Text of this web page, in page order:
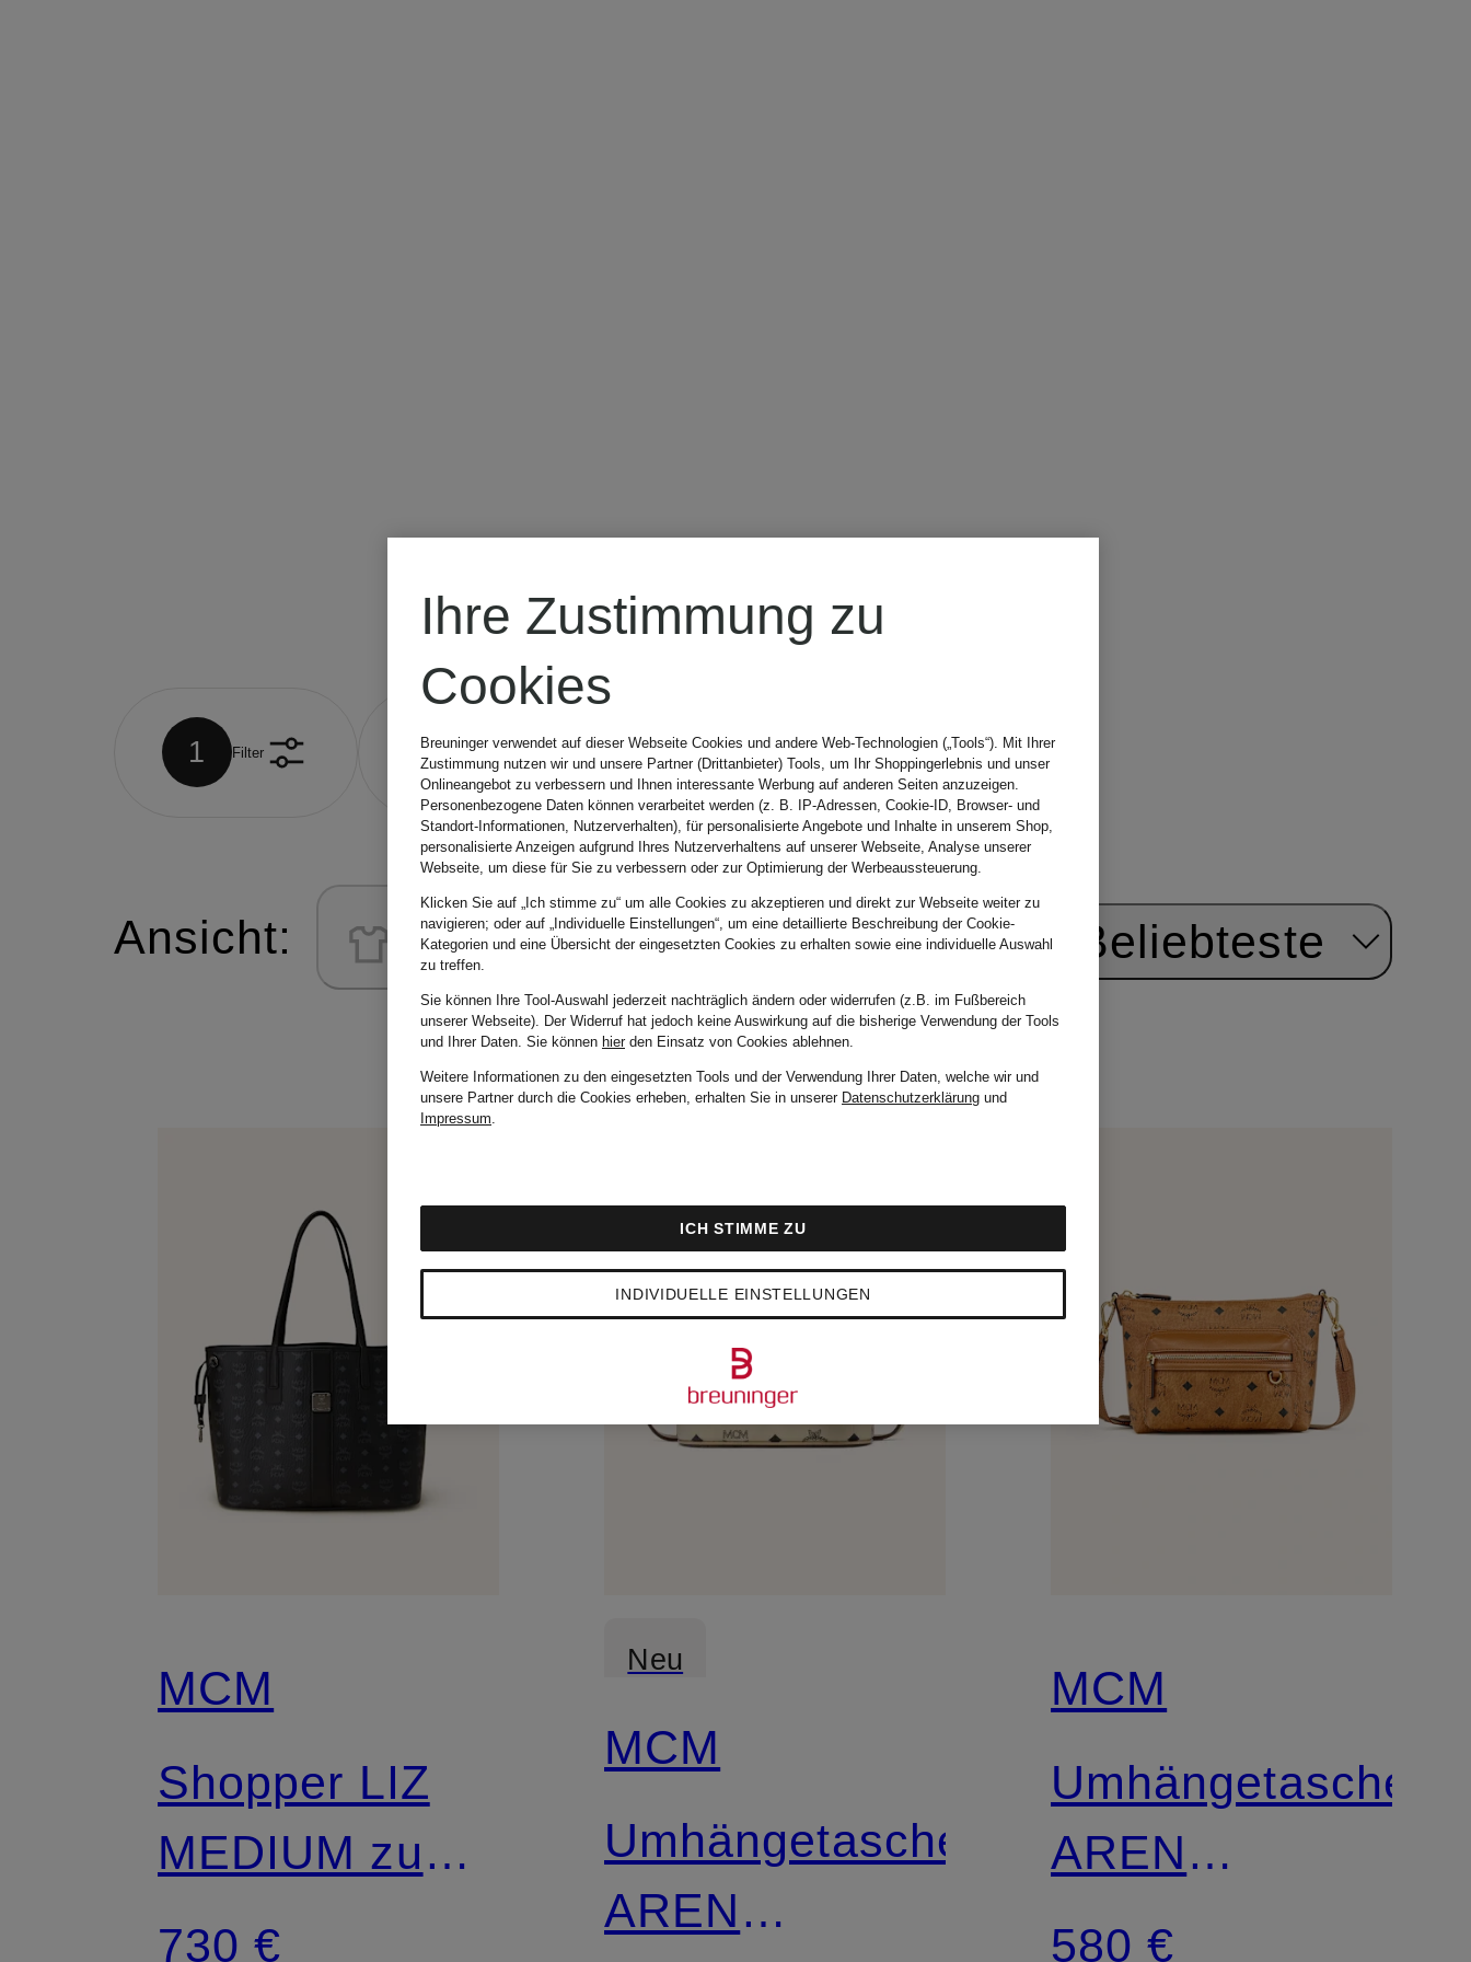
1 Filter 1 Für wen? Größe Farbe
Ansicht: Sortieren nach: Beliebteste
MCM
Shopper LIZ
MEDIUM zum
Wenden mit
730 €
Neu
MCM
Umhängetasche
AREN
MCM
Umhängetasche
AREN
VISETOS
580 €
Ihre Zustimmung zu
Cookies
Breuninger verwendet auf dieser Webseite Cookies und andere Web-Technologien („Tools“). Mit Ihrer
Zustimmung nutzen wir und unsere Partner (Drittanbieter) Tools, um Ihr Shoppingerlebnis und unser
Onlineangebot zu verbessern und Ihnen interessante Werbung auf anderen Seiten anzuzeigen.
Personenbezogene Daten können verarbeitet werden (z. B. IP-Adressen, Cookie-ID, Browser- und
Standort-Informationen, Nutzerverhalten), für personalisierte Angebote und Inhalte in unserem Shop,
personalisierte Anzeigen aufgrund Ihres Nutzerverhaltens auf unserer Webseite, Analyse unserer
Webseite, um diese für Sie zu verbessern oder zur Optimierung der Werbeaussteuerung.
Klicken Sie auf „Ich stimme zu“ um alle Cookies zu akzeptieren und direkt zur Webseite weiter zu
navigieren; oder auf „Individuelle Einstellungen“, um eine detaillierte Beschreibung der Cookie-
Kategorien und eine Übersicht der eingesetzten Cookies zu erhalten sowie eine individuelle Auswahl
zu treffen.
Sie können Ihre Tool-Auswahl jederzeit nachträglich ändern oder widerrufen (z.B. im Fußbereich
unserer Webseite). Der Widerruf hat jedoch keine Auswirkung auf die bisherige Verwendung der Tools
und Ihrer Daten. Sie können hierden Einsatz von Cookies ablehnen.
Weitere Informationen zu den eingesetzten Tools und der Verwendung Ihrer Daten, welche wir und
unsere Partner durch die Cookies erheben, erhalten Sie in unserer Datenschutzerklärung und
Impressum.
INDIVIDUELLE EINSTELLUNGEN
ICH STIMME ZU